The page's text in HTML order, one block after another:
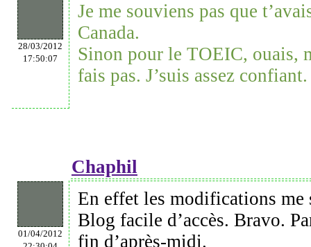
28/03/2012
17:50:07
Je me souviens pas que
Canada.
Sinon pour le TOEIC, ouais,
fais pas. J’suis assez
Chaphil
01/04/2012
En effet les modifications me
Blog facile d’accès. Bravo.
fin d’après-midi.